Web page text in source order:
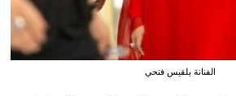
الفنانة بلقيس فتحي